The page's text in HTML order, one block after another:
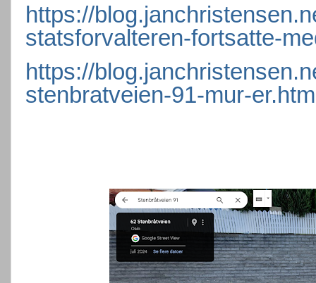
https://
statsforvalteren-fortsatte-
https://
stenbratveien-91-mur-